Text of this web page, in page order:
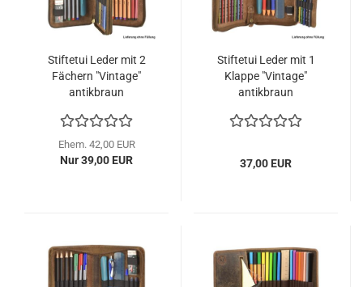
Stiftetui Leder mit 2
Fächern "Vintage"
antikbraun
Ehem. 42,00 EUR
Nur 39,00 EUR
Stiftetui Leder mit 1
Klappe "Vintage"
antikbraun
37,00 EUR